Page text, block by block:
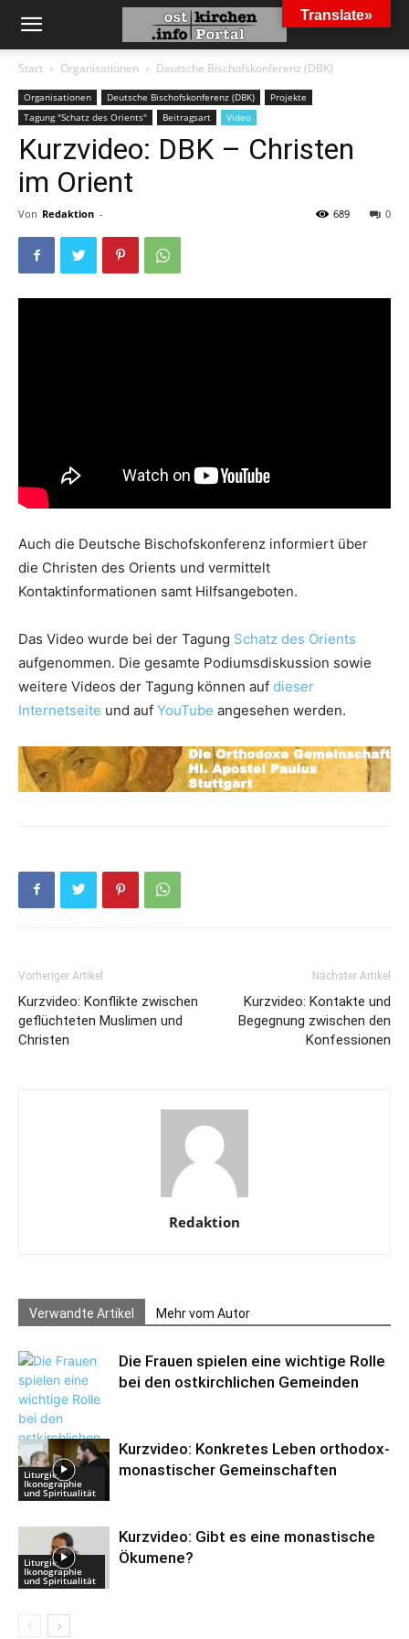
Start Organisationen Deutsche Bischofskonferenz (DBK)
Organisationen Deutsche Bischofskonferenz (DBK)
Projekte
Tagung "Schatz des Orients"
Beitragsart Video
Kurzvideo: DBK – Christen
im Orient
Von Redaktion - 0
689
Auch die Deutsche Bischofskonferenz informiert über
die Christen des Orients und vermittelt
Kontaktinformationen samt Hilfsangeboten.
Das Video wurde bei der Tagung Schatz des Orients
aufgenommen. Die gesamte Podiumsdiskussion sowie
weitere Videos der Tagung können auf dieser
Internetseite und auf YouTube angesehen werden.
Vorheriger Artikel
Kurzvideo: Konflikte zwischen
geflüchteten Muslimen und
Christen
Nächster Artikel
Kurzvideo: Kontakte und
Begegnung zwischen den
Konfessionen
Redaktion
Verwandte Artikel Mehr vom Autor
Frauen,
Genderfragen
Die Frauen spielen eine wichtige Rolle
bei den ostkirchlichen Gemeinden
Liturgie,
Ikonographie
und Spiritualität
Kurzvideo: Konkretes Leben orthodox-
monastischer Gemeinschaften
Liturgie,
Ikonographie
und Spiritualität
Kurzvideo: Gibt es eine monastische
Ökumene?
Translate»